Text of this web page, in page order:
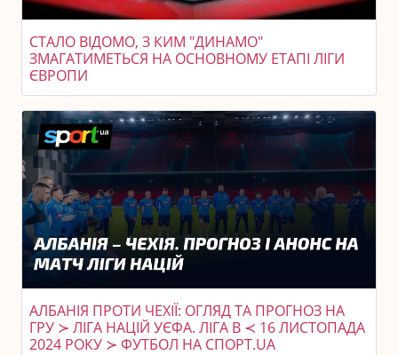
СТАЛО ВІДОМО, З КИМ "ДИНАМО"
ЗМАГАТИМЕТЬСЯ НА ОСНОВНОМУ ЕТАПІ ЛІГИ
ЄВРОПИ
АЛБАНІЯ ПРОТИ ЧЕХІЇ: ОГЛЯД ТА ПРОГНОЗ НА
ГРУ ≻ ЛІГА НАЦІЙ УЄФА. ЛІГА B ≺ 16 ЛИСТОПАДА
2024 РОКУ ≻ ФУТБОЛ НА СПОРТ.UA